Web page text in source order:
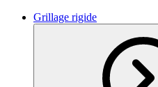
Grillage rigide